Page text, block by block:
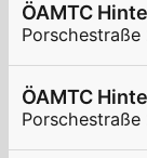
ÖAMTC
Porschestraße
ÖAMTC
Porschestraße